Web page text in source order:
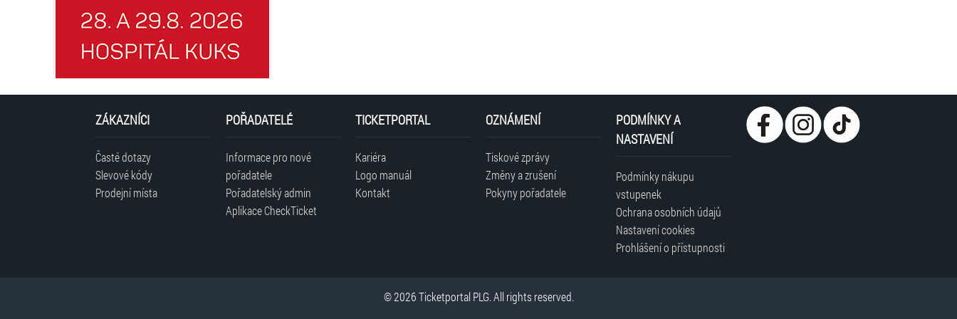
překupníky je zaslání vstupenek na uvedený e-mail 24 hodin před výkopem kvalifikačního utkání
s Chorvatskem.
ZÁKAZNÍCI
Časté dotazy
Slevové kódy
Prodejní místa
POŘADATELÉ
Informace pro nové
pořadatele
Pořadatelský admin
Aplikace CheckTicket
TICKETPORTAL
Kariéra
Logo manuál
Kontakt
OZNÁMENÍ
Tiskové zprávy
Změny a zrušení
Pokyny pořadatele
PODMÍNKY A
NASTAVENÍ
Podmínky nákupu
vstupenek
Ochrana osobních údajů
Nastavení cookies
Prohlášení o přístupnosti
© 2026 Ticketportal PLG. All rights reserved.